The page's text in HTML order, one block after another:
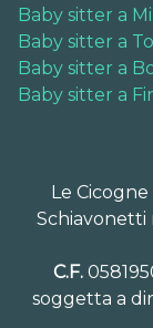
Baby sitter a
Baby sitter a
Baby sitter a
Baby sitter a
Le
Schiavonetti
C.F.
soggetta a